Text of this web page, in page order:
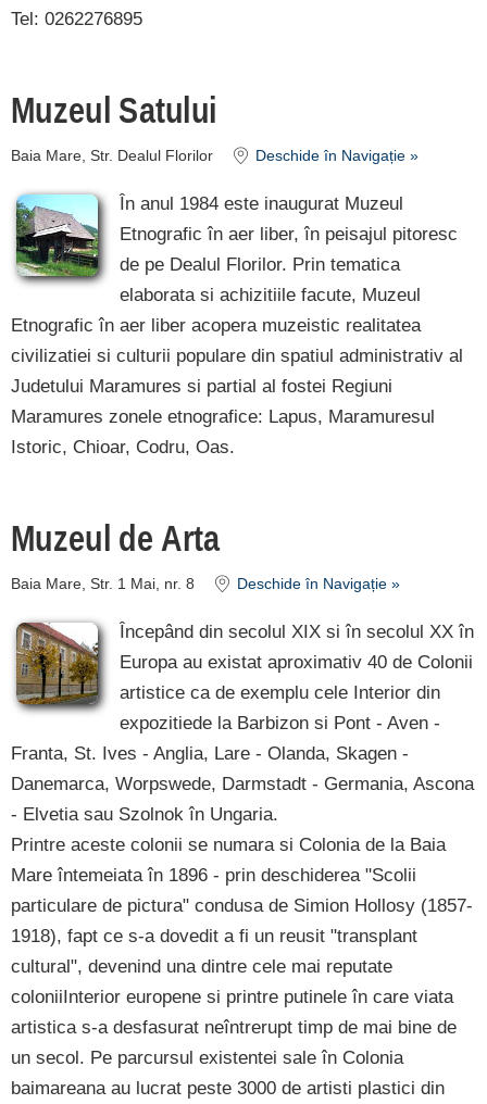
Tel: 0262276895
Muzeul Satului
Baia Mare, Str. Dealul Florilor Deschide în Navigație »
În anul 1984 este inaugurat Muzeul
Etnografic în aer liber, în peisajul pitoresc
de pe Dealul Florilor. Prin tematica
elaborata si achizitiile facute, Muzeul
Etnografic în aer liber acopera muzeistic realitatea
civilizatiei si culturii populare din spatiul administrativ al
Judetului Maramures si partial al fostei Regiuni
Maramures zonele etnografice: Lapus, Maramuresul
Istoric, Chioar, Codru, Oas.
Muzeul de Arta
Baia Mare, Str. 1 Mai, nr. 8 Deschide în Navigație »
Începând din secolul XIX si în secolul XX în
Europa au existat aproximativ 40 de Colonii
artistice ca de exemplu cele Interior din
expozitiede la Barbizon si Pont - Aven -
Franta, St. Ives - Anglia, Lare - Olanda, Skagen -
Danemarca, Worpswede, Darmstadt - Germania, Ascona
- Elvetia sau Szolnok în Ungaria.
Printre aceste colonii se numara si Colonia de la Baia
Mare întemeiata în 1896 - prin deschiderea "Scolii
particulare de pictura" condusa de Simion Hollosy (1857-
1918), fapt ce s-a dovedit a fi un reusit "transplant
cultural", devenind una dintre cele mai reputate
coloniiInterior europene si printre putinele în care viata
artistica s-a desfasurat neîntrerupt timp de mai bine de
un secol. Pe parcursul existentei sale în Colonia
baimareana au lucrat peste 3000 de artisti plastici din